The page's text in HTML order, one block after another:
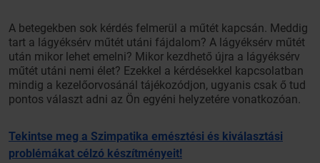
A betegekben sok kérdés felmerül a műtét kapcsán. Meddig
tart a lágyéksérv műtét utáni fájdalom? A lágyéksérv műtét
után mikor lehet emelni? Mikor kezdhető újra a lágyéksérv
műtét utáni nemi élet? Ezekkel a kérdésekkel kapcsolatban
mindig a kezelőorvosánál tájékozódjon, ugyanis csak ő tud
pontos választ adni az Ön egyéni helyzetére vonatkozóan.
Tekintse meg a Szimpatika emésztési és kiválasztási
problémákat célzó készítményeit!